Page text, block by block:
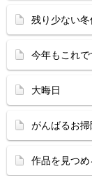
残り少ない冬
今年もこれで
大晦日
がんばるお
作品を見つめ